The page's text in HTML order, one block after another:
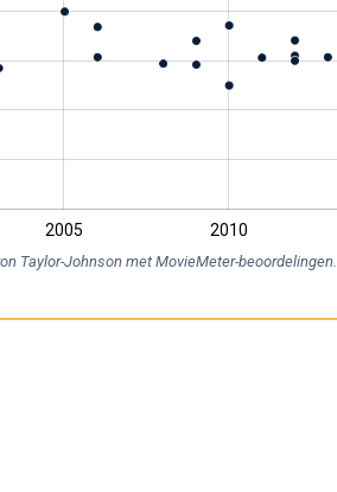
2005 2010
Taylor-Johnson met MovieMeter-beoordelingen.